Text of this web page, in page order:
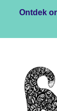
content
Ontdek